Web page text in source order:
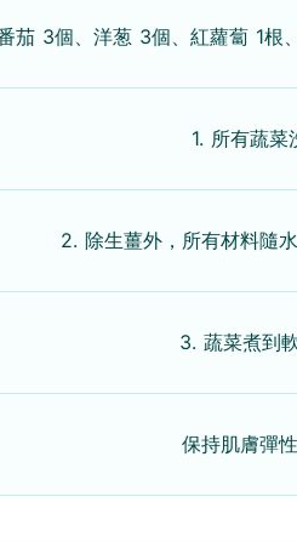
茄 3個、洋葱 3個、紅蘿蔔 1根
1. 所有蔬菜
2. 除生薑外，所有材料隨
3. 蔬菜煮到
保持肌膚彈